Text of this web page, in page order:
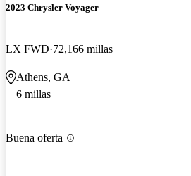
2023 Chrysler Voyager
LX FWD 72,166 millas
Athens, GA
6 millas
Buena oferta